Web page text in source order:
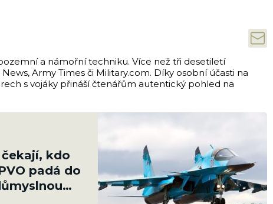
a námořní techniku. Více než tři desetiletí
Army Times či Military.com. Díky osobní účasti na
s vojáky přináší čtenářům autentický pohled na
kdo
padá do